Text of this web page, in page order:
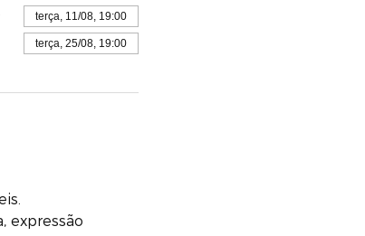
terça, 11/08, 19:00
terça, 25/08, 19:00
expressão